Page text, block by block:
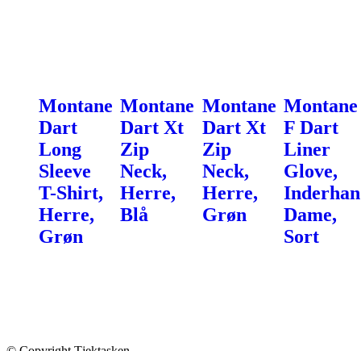
Montane
Dart
Long
Sleeve
T-Shirt,
Herre,
Grøn
Montane
Dart Xt
Zip
Neck,
Herre,
Blå
Montane
Dart Xt
Zip
Neck,
Herre,
Grøn
Montane
F Dart
Liner
Glove,
Dame,
Sort